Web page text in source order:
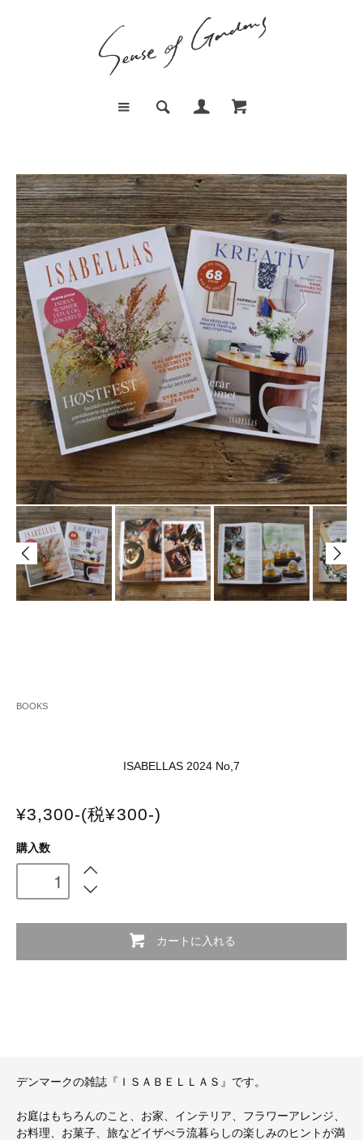
BOOKS
ISABELLAS 2024 No,7
¥3,300-(税¥300-)
購入数
カートに入れる
デンマークの雑誌『ＩＳＡＢＥＬＬＡＳ』です。
お庭はもちろんのこと、お家、インテリア、フラワーアレンジ、
お料理、お菓子、旅などイザべラ流暮らしの楽しみのヒントが満